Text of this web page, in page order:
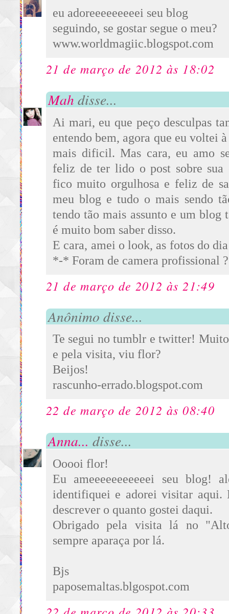
eu adoreeeeeeeeei seu blog
seguindo, se gostar segue o meu?
www.worldmagiic.blogspot.com
21 de março de 2012 às 18:02
Mah disse...
Ai mari, eu que peço desculpas
entendo bem, agora que eu voltei
mais dificil. Mas cara, eu amo
feliz de ter lido o post sobre sua
fico muito orgulhosa e feliz de
meu blog e tudo o mais sendo
tendo tão mais assunto e um blog
é muito bom saber disso.
E cara, amei o look, as fotos do
*-* Foram de camera profissional ?
21 de março de 2012 às 21:49
Anônimo disse...
Te segui no tumblr e twitter!
e pela visita, viu flor?
Beijos!
rascunho-errado.blogspot.com
22 de março de 2012 às 08:40
Anna... disse...
Ooooi flor!
Eu ameeeeeeeeeeei seu blog!
identifiquei e adorei visitar aqui.
descrever o quanto gostei daqui.
Obrigado pela visita lá no
sempre aparaça por lá.
Bjs
paposemaltas.blgospot.com